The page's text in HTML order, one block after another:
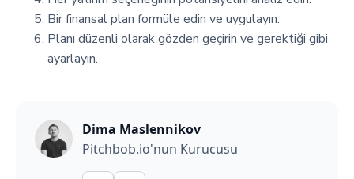
Bir finansal plan formüle edin ve uygulayın.
Planı düzenli olarak gözden geçirin ve gerektiği gibi
ayarlayın.
Dima Maslennikov
Pitchbob.io'nun Kurucusu